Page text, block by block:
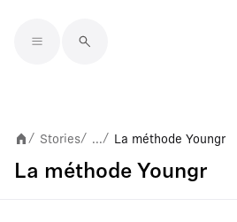
/ Stories/ .../ La méthode Youngr
La méthode Youngr